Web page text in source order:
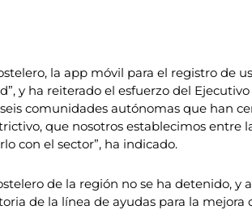
la app móvil para el registro de
y ha reiterado el esfuerzo del
comunidades autónomas que han
que nosotros establecimos entre
con el sector”, ha indicado.
de la región no se ha detenido,
de la línea de ayudas para la